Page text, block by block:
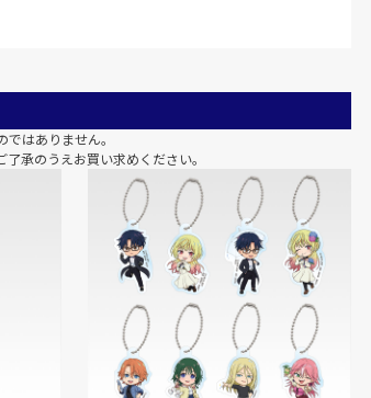
はありません。
承のうえお買い求めください。